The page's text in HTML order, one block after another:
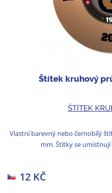
Štítek kruhový
ŠTÍTEK
Vlastní barevný nebo černobílý
mm. Štítky se
12 KČ